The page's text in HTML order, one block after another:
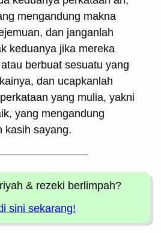
mengandung makna
dan janganlah
keduanya jika mereka
berbuat sesuatu yang
dan ucapkanlah
yang mulia, yakni
yang mengandung
kasih sayang.
& rezeki berlimpah?
sini sekarang!